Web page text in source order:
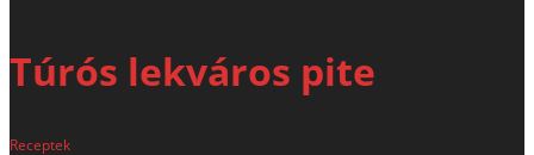
Túrós lekváros pite
Receptek